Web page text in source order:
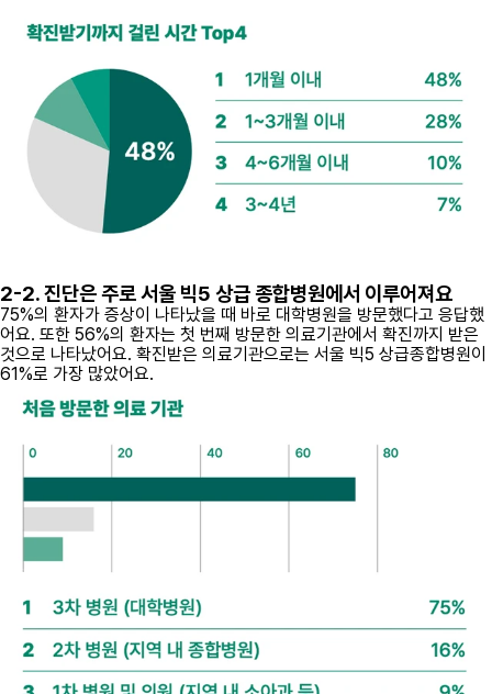
2-2. 진단은 주로 서울 빅5 상급 종합병원에서 이루어져요
75%의 환자가 증상이 나타났을 때 바로 대학병원을 방문했다고 응답했
어요. 또한 56%의 환자는 첫 번째 방문한 의료기관에서 확진까지 받은
것으로 나타났어요. 확진받은 의료기관으로는 서울 빅5 상급종합병원이
61%로 가장 많았어요.